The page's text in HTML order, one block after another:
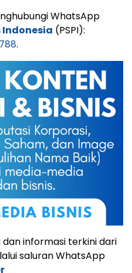
WhatsApp
Indonesia (PSPI):
.
informasi terkini dari
saluran WhatsApp